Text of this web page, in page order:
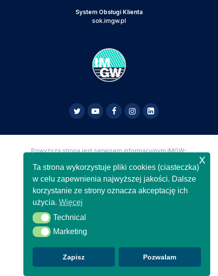
System Obsługi Klienta
sok.imgw.pl
Powyższa strona jest serwisem informacyjnym IMGW-
Copyright IMGW-PIB Wszelkie prawa zastrzeżone
Ta strona wykorzystuje pliki cookies (ciasteczka)
w celu zapewnienia najwyższej jakości. Dalsze
korzystanie ze strony oznacza akceptację ich
użycia.Więcej
Technical
Technical
Marketing
Marketing
Zapisz Pozwalam
x